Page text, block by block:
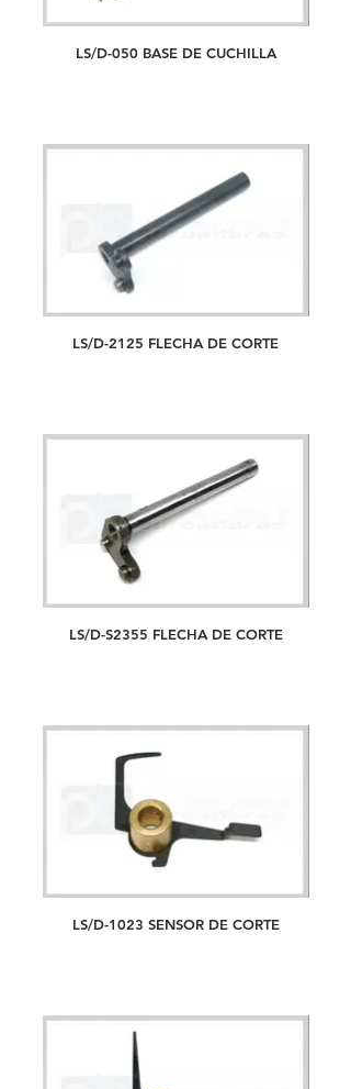
LS/D-050 BASE DE CUCHILLA
LS/D-2125 FLECHA DE CORTE
LS/D-S2355 FLECHA DE CORTE
LS/D-1023 SENSOR DE CORTE